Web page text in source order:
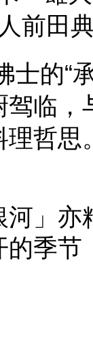
的“
临，
理哲思
河」
季